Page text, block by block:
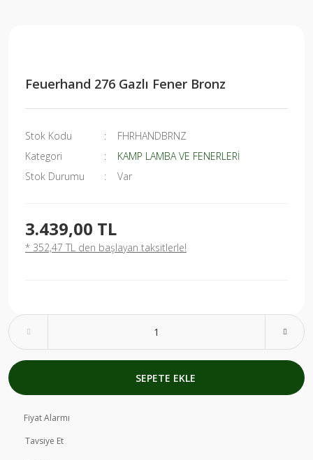
Feuerhand 276 Gazlı Fener Bronz
Stok Kodu
FHRHANDBRNZ
Kategori
KAMP LAMBA VE FENERLERİ
Stok Durumu
Var
3.439,00 TL
* 352,47 TL den başlayan taksitlerle!
SEPETE EKLE
Fiyat Alarmı
Tavsiye Et